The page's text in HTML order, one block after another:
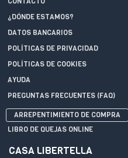
¿DÓNDE ESTAMOS?
DATOS BANCARIOS
POLÍTICAS DE PRIVACIDAD
POLÍTICAS DE COOKIES
AYUDA
PREGUNTAS FRECUENTES (FAQ)
ARREPENTIMIENTO DE COMPRA
LIBRO DE QUEJAS ONLINE
CASA LIBERTELLA